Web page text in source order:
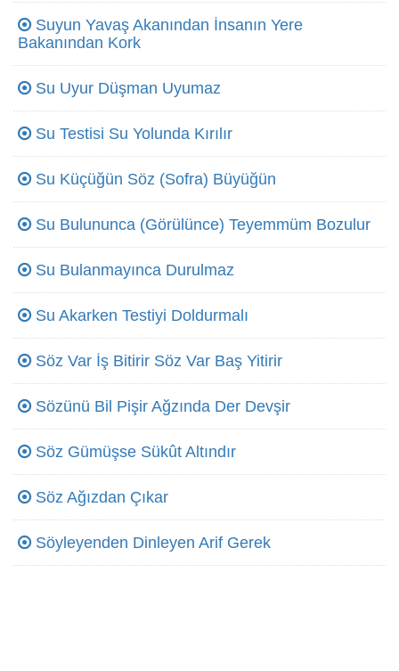
Suyun Yavaş Akanından İnsanın Yere
Bakanından Kork
Su Uyur Düşman Uyumaz
Su Testisi Su Yolunda Kırılır
Su Küçüğün Söz (Sofra) Büyüğün
Su Bulununca (Görülünce) Teyemmüm Bozulur
Su Bulanmayınca Durulmaz
Su Akarken Testiyi Doldurmalı
Söz Var İş Bitirir Söz Var Baş Yitirir
Sözünü Bil Pişir Ağzında Der Devşir
Söz Gümüşse Sükût Altındır
Söz Ağızdan Çıkar
Söyleyenden Dinleyen Arif Gerek